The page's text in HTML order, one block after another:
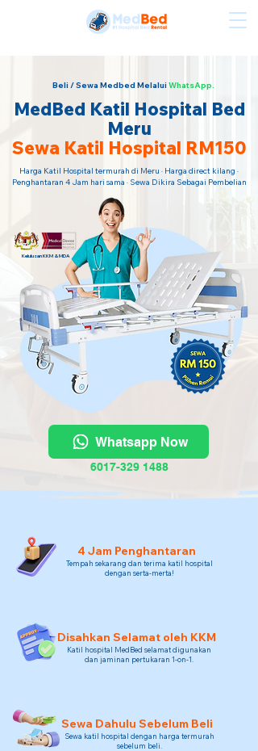
Beli / Sewa Medbed MelaluiWhatsApp.
MedBed Katil Hospital Bed
Meru
Sewa Katil Hospital RM150
Harga Katil Hospital termurah di Meru · Harga direct kilang ·
Penghantaran 4 Jam hari sama · Sewa Dikira Sebagai Pembelian
Kelulusan KKM & MDA
Whatsapp Now
6017-329 1488
4 Jam Penghantaran
Tempah sekarang dan terima katil hospital
dengan serta-merta!
Disahkan Selamat oleh KKM
Katil hospital MedBed selamat digunakan
dan jaminan pertukaran 1-on-1.
Sewa Dahulu Sebelum Beli
Sewa katil hospital dengan harga termurah
sebelum beli.